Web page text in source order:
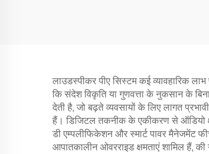
लाउडस्पीकर पीए सिस्टम कई व्यावहारिक
कि संदेश विकृति या गुणवत्ता के नुकसान के
देती है, जो बढ़ते व्यवसायों के लिए लागत
हैं। डिजिटल तकनीक के एकीकरण से ऑडियो
डी एम्पलीफिकेशन और स्मार्ट पावर मैनेजमेंट
आपातकालीन ओवरराइड क्षमताएं शामिल हैं,